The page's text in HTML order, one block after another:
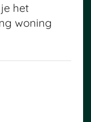
het
woning